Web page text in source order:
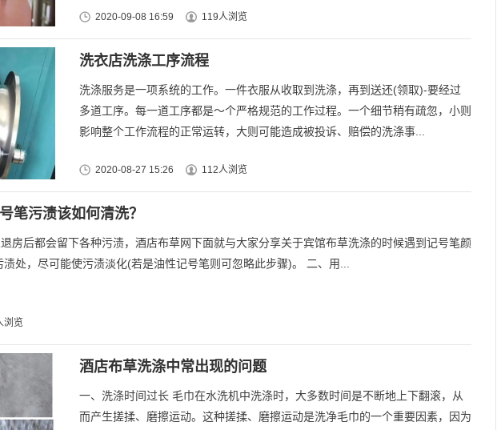
2020-09-08 16:59 119人浏览
洗衣店洗涤工序流程
洗涤服务是一项系统的工作。一件衣服从收取到洗涤，再到送还(领取)-要经过
多道工序。每一道工序都是～个严格规范的工作过程。一个细节稍有疏忽，小则
影响整个工作流程的正常运转，大则可能造成被投诉、赔偿的洗涤事...
2020-08-27 15:26 112人浏览
笔污渍该如何清洗？
房后都会留下各种污渍，酒店布草网下面就与大家分享关于宾馆布草洗涤的时候遇到记号笔颜
处，尽可能使污渍淡化(若是油性记号笔则可忽略此步骤)。 二、用...
浏览
酒店布草洗涤中常出现的问题
一、洗涤时间过长 毛巾在水洗机中洗涤时，大多数时间是不断地上下翻滚，从
而产生搓揉、磨擦运动。这种搓揉、磨擦运动是洗净毛巾的一个重要因素，因为